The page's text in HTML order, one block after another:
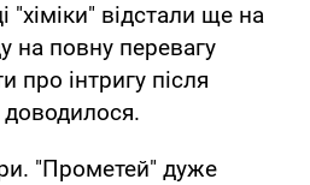
"хіміки" відстали ще на
на повну перевагу
про інтригу після
"Прометей" дуже